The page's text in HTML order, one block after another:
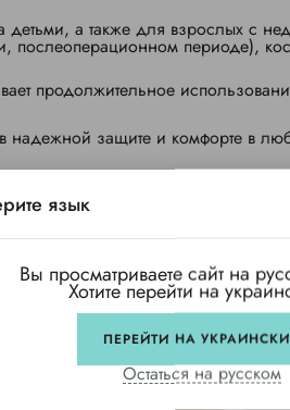
детьми, а также для взрослых с
послеоперационном периоде),
продолжительное
надежной защите и комфорте в
язык
Вы просматриваете сайт на
Хотите перейти на
ПЕРЕЙТИ НА
Остаться на русском